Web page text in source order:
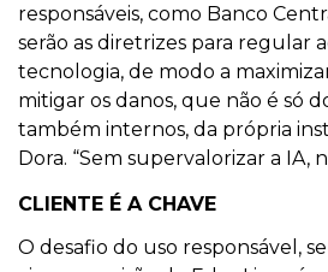
responsáveis, como Banco
serão as diretrizes para regular
tecnologia, de modo a
mitigar os danos, que não é só
também internos, da própria
Dora. “Sem supervalorizar a IA,
CLIENTE É A CHAVE
O desafio do uso responsável,